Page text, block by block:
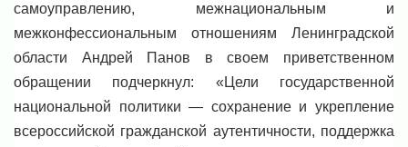
самоуправлению, межнациональным и
межконфессиональным отношениям Ленинградской
области Андрей Панов в своем приветственном
обращении подчеркнул: «Цели государственной
национальной политики — сохранение и укрепление
всероссийской гражданской аутентичности, поддержка